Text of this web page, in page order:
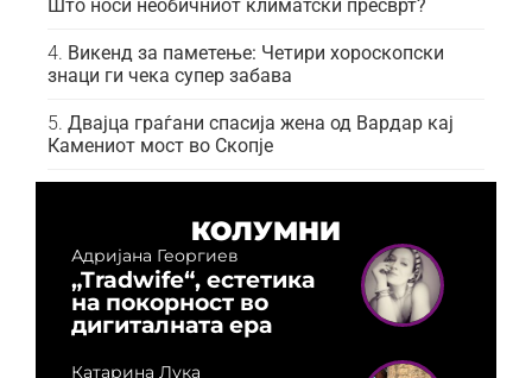
Што носи необичниот климатски пресврт?
Викенд за паметење: Четири хороскопски
знаци ги чека супер забава
Двајца граѓани спасија жена од Вардар кај
Камениот мост во Скопје
КОЛУМНИ
Адријана Георгиев
„Tradwife“, естетика
на покорност во
дигиталната ера
Катарина Лука